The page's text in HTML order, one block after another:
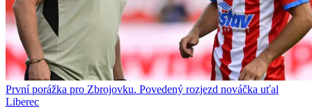
První porážka pro Zbrojovku. Povedený rozjezd nováčka uťal
Liberec